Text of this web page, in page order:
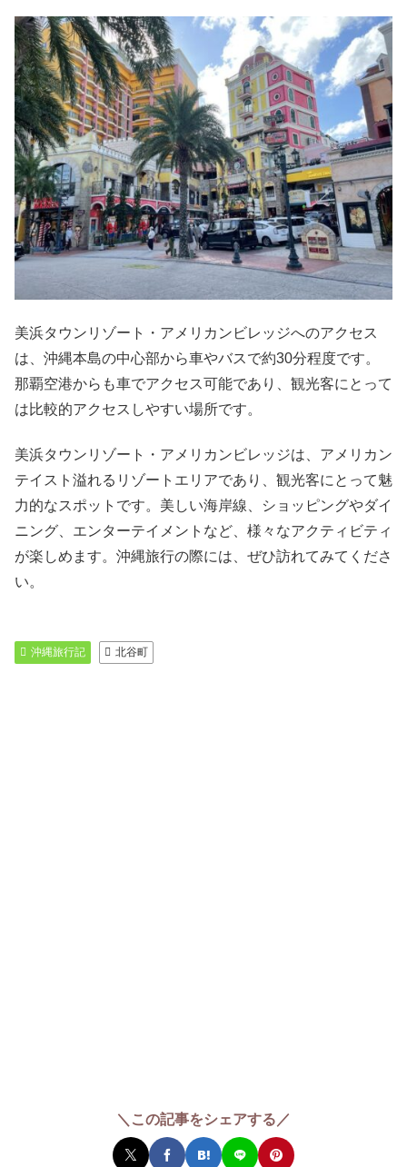
美浜タウンリゾート・アメリカンビレッジへのアクセス
は、沖縄本島の中心部から車やバスで約30分程度です。
那覇空港からも車でアクセス可能であり、観光客にとって
は比較的アクセスしやすい場所です。
美浜タウンリゾート・アメリカンビレッジは、アメリカン
テイスト溢れるリゾートエリアであり、観光客にとって魅
力的なスポットです。美しい海岸線、ショッピングやダイ
ニング、エンターテイメントなど、様々なアクティビティ
が楽しめます。沖縄旅行の際には、ぜひ訪れてみてくださ
い。
沖縄旅行記 北谷町
＼この記事をシェアする／